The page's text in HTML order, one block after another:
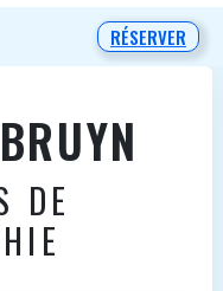
RÉSERVER
DE